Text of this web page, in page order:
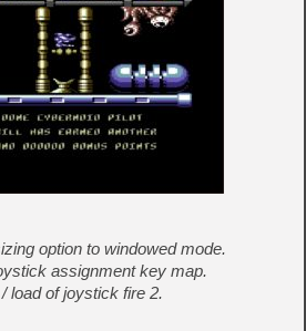
option to windowed mode.
assignment key map.
load of joystick fire 2.